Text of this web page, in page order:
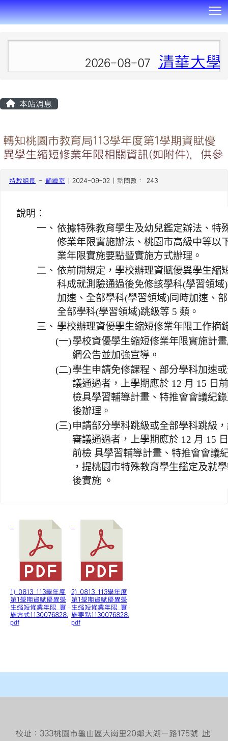
2026-08-07 清華大學
本站消息
轉知桃園市教育局113學年度第1學期資賦優
異學生縮短修業年限相關資訊(如附件)，供參
特教組長 - 輔導室 | 2024-09-02 | 點閱數： 243
說明：
一、 依據特殊教育學生及幼兒鑑定辦法、特
修業年限實施辦法、桃園市高級中等以
業年限實施要點暨實施方式辦理。
二、 依前開規定，學校辦理資賦優異學生縮
科成就測驗通過後免修該學科(學習領
加速、全部學科(學習領域)同時加速、
全部學科(學習領域)跳級等 5 類。
三、 學校辦理資優學生縮短修業年限工作摘
(一)學校資優學生縮短修業年限實施計
網公告並加強宣導。
(二)學生申請免修課程、部分學科加速
議通過者，上學期應於 12 月 15 日
檢具學習輔導計畫、特推會會議紀
後辦理。
(三)申請部分學科跳級或全部學科跳級
審議通過者，上學期應於 12 月 15
前檢 具學習輔導計畫、特推會會議
，提桃園市特殊教育學生鑑定及就
後實施 。
1) 0813 113學年度
第1學期資賦優異學
生縮短修業年限 實
施方式1130076828.
pdf
2) 0813 113學年度
第1學期資賦優異學
生縮短修業年限 實
施要點1130076828.
pdf
校址：333桃園市龜山區大崗里20鄰大湖一路175號 地